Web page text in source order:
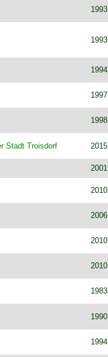
1993
1993
1994
1997
1998
Stadt Troisdorf 2015
2001
2010
2006
2010
2010
1983
1990
1994